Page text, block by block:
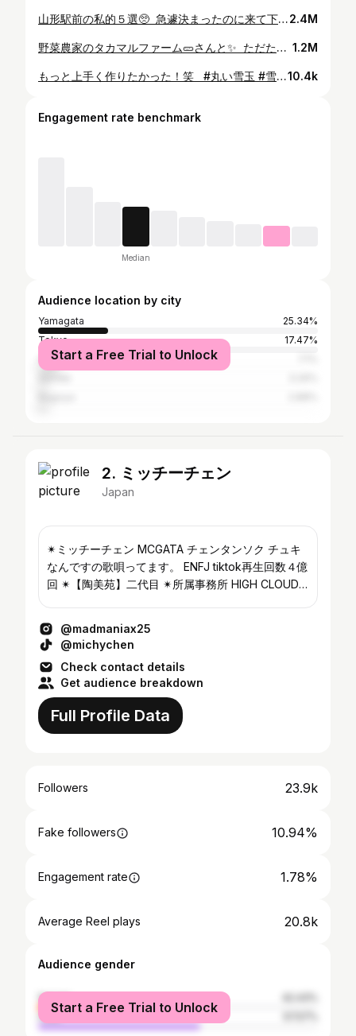
山形駅前の私的５選🥺 ⁡ 急遽決まったのに来て下さった皆様ありがとうございました😭👏 ⁡ 皆の年齢足したら210歳だった！ ⁡ 平均したら42歳だった笑 ⁡ さすがです🥺✨ ⁡ ⁡#カンカンダンス #カンカンカンダンス #中国ダンス #chinesedance ⁡#山形駅前居酒屋 #山形観光 #なっちゃんママ2.4M
野菜農家のタカマルファーム🥒さんと✨ ⁡ ただただ、きゅうりと私を撮る所を撮っただけの動画🥺笑 ⁡ まだ苗を植えたばかりなのでキュウリは成っていませんが、これからがとっても楽しみ☺️✨🥒 ⁡ ⁡ とにかく成長が早いきゅうり🥒 ⁡ 摘葉が大変らしく、土づくりから何から何まで 毎朝、早朝から夫婦で頑張ってるんです🥺 ⁡ ⁡ 素直に応援したい🙇‍♀️ ⁡ ⁡ ⁡ #タカマルファーム ⁡ ⁡ ⁡ #山形観光 #山形旅行 #赤湯温泉 #温泉街 #なっちゃんママ 1.2M
もっと上手く作りたかった！笑 ⁡ ⁡ #丸い雪玉 #雪玉の作り方 ⁡ ⁡ ⁡ #温泉街 #雪国ママ #なっちゃんママ10.4k
Engagement rate benchmark
Median
Audience location by city
Yamagata
25.34%
Tokyo
17.47%
Osaka
Start a Free Trial to Unlock
2. ミッチーチェン
Japan
✴︎ミッチーチェン MCGATA チェンタンソク チュキ
なんですの歌唄ってます。 ENFJ tiktok再生回数４億
回 ✴︎【陶美苑】二代目 ✴︎所属事務所 HIGH CLOUD
ら！
@madmaniax25
@michychen
Check contact details
Get audience breakdown
Full Profile Data
Followers 23.9k
Fake followers 10.94%
Engagement rate 1.78%
Average Reel plays 20.8k
Audience gender
female
male
Start a Free Trial to Unlock